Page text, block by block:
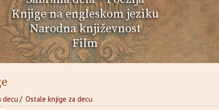
Knjige na engleskom jeziku
Narodna književnost
Film
decu / Ostale knjige za decu